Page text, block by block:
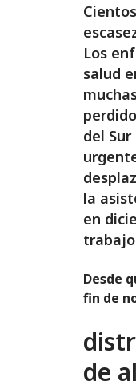
Los
salud
del
la
en
Desde
fin de
de